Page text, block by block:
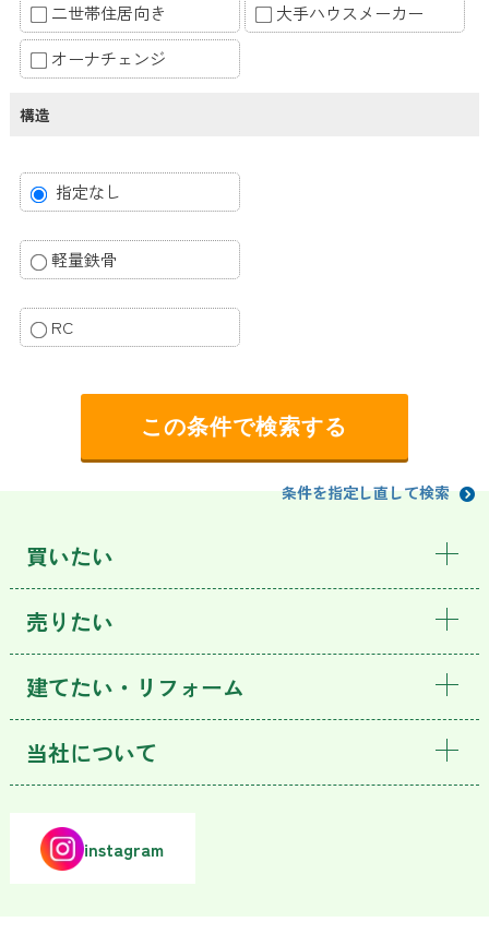
二世帯住居向き
大手ハウスメーカー
オーナチェンジ
構造
指定なし
軽量鉄骨
RC
条件を指定し直して検索
買いたい
売りたい
建てたい・リフォーム
当社について
instagram